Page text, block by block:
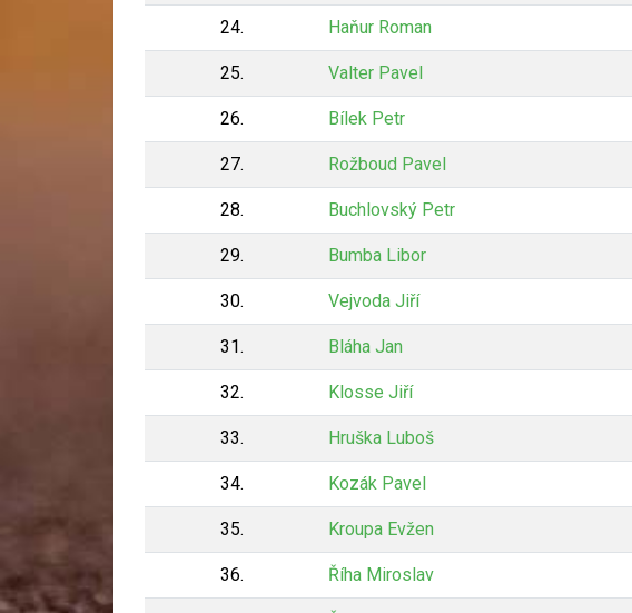
24. Haňur Roman
25. Valter Pavel
26. Bílek Petr
27. Rožboud Pavel
28. Buchlovský Petr
29. Bumba Libor
30. Vejvoda Jiří
31. Bláha Jan
32. Klosse Jiří
33. Hruška Luboš
34. Kozák Pavel
35. Kroupa Evžen
36. Říha Miroslav